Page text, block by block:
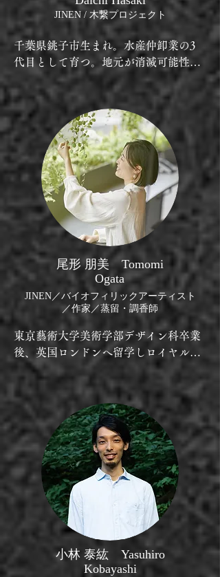
ドの資格取得し、屋久島内外でこれま
でにないような森林プログラムを提供
している。2024年2月に新たにカレイ
ドフォレスト（株）を設立し、屋久島
からウェルネスプログラムを展開予
定。
JINEN / 木繋プロジェクト
千葉県銚子市生まれ。水産仲卸業の3
代目として育つ。地元が消滅可能性都
市に指定されていることや気候変動問
題を知り、「持続可能な地域」を探究
する旅に出る。大学在学中に「地域の
機会格差をなくす」という想いのもと
Ed Tech事業を立ち上げる。その後、
フリーランスのサービスデザイナーと
して新規事業開発プロジェクトに関わ
りながら、旅の果てに屋久島に辿り着
く。「わたしと地球にやさしい暮らし
を当たり前にする」をテーマに
Regenerativeな事業を創る。
尾形 朋美 Tomomi
Ogata
JINEN／バイオフィリックアーティスト
／作家／蒸留・調香師
東京藝術大学美術学部デザイン科卒業
後、英国ロンドンへ留学しロイヤル・
カレッジ・オブ・アートMA Design
Products修了。留学中の2015年頃よ
り、植物と人間の関わり方を掘り下げ
るデザイン研究を始める。
2023年に独立、同じ頃JINENに参画。
頭で考える都市の緑化や概念づくりで
は超えられない、身体性を持った人間
の自然との溶け合い、センスオブワン
ダーを探究するために南の島をめぐ
る。自然素材を使ったアートと文章表
現を通して、ひとりひとりの自然体な
輝きを描き出すプロジェクトを開始。
小林 泰紘 Yasuhiro
Kobayashi